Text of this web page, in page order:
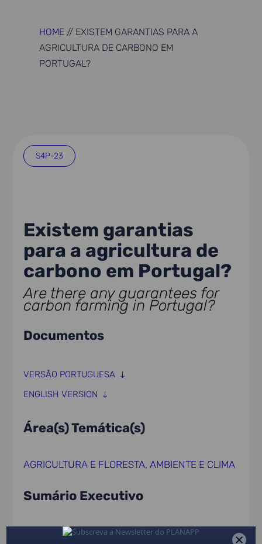
HOME // EXISTEM GARANTIAS PARA A
AGRICULTURA DE CARBONO EM
PORTUGAL?
S4P-23
Existem garantias
para a agricultura de
carbono em Portugal?
Are there any guarantees for
carbon farming in Portugal?
Documentos
VERSÃO PORTUGUESA
ENGLISH VERSION
Área(s) Temática(s)
AGRICULTURA E FLORESTA,AMBIENTE E CLIMA
Sumário Executivo
Portugal está longe de ter uma estratégia